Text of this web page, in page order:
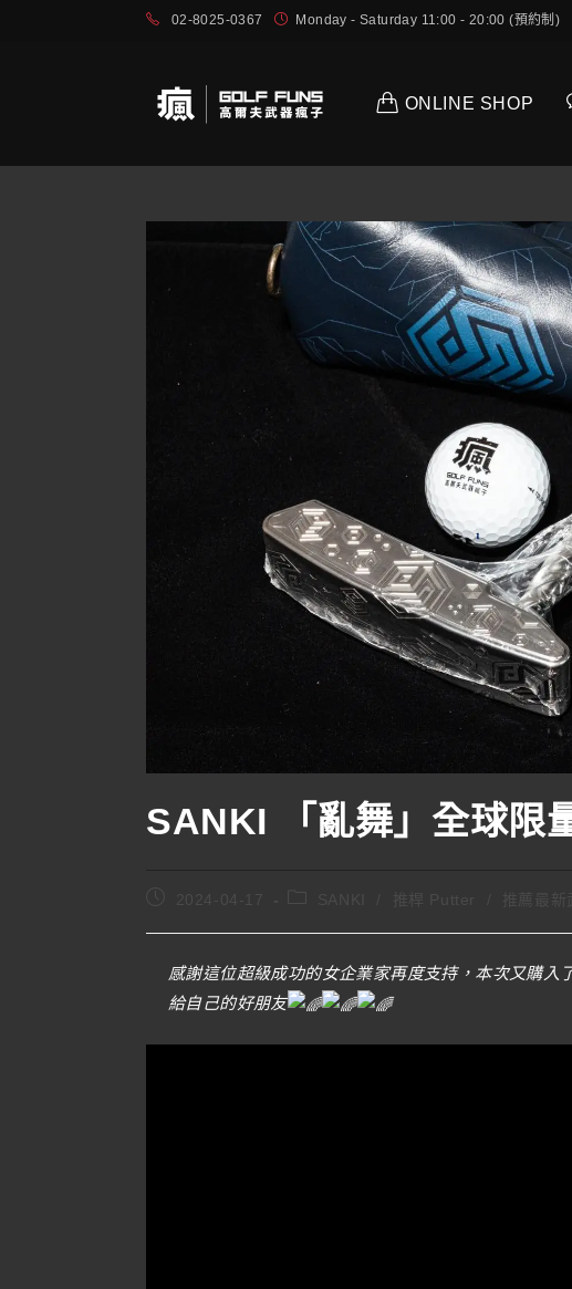
02-8025-0367 Monday - Saturday 11:00 - 20:00 (預約制)
ONLINE SHOP
SANKI 「亂舞」全球限
感謝這位超級成功的女企業家再度支持，本次又購
給自己的好朋友